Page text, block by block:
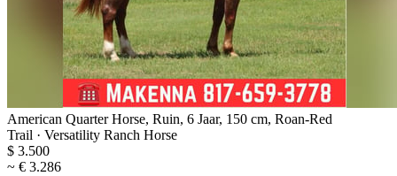
American Quarter Horse, Ruin, 6 Jaar, 150 cm, Roan-Red
Trail · Versatility Ranch Horse
$ 3.500
~ € 3.286